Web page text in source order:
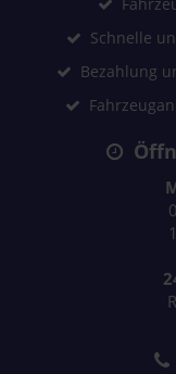
Schnelle
Bezahlung